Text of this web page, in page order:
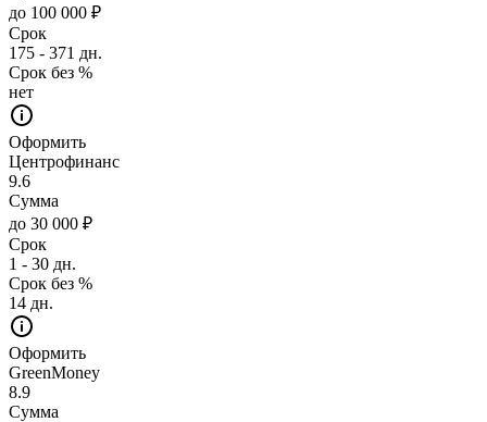
до 100 000 ₽
Срок
175 - 371 дн.
Срок без %
нет
Оформить
Центрофинанс
9.6
Сумма
до 30 000 ₽
Срок
1 - 30 дн.
Срок без %
14 дн.
Оформить
GreenMoney
8.9
Сумма